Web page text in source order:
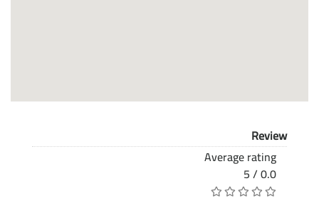
Review
Average rating
0.0 / 5